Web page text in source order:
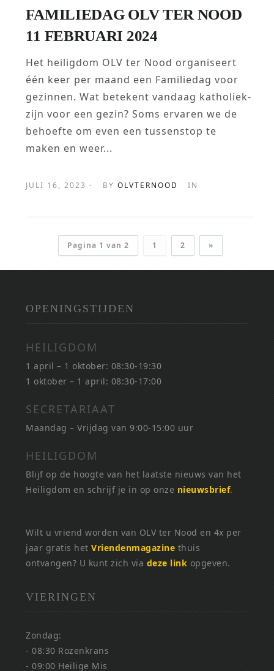
FAMILIEDAG OLV TER NOOD
11 FEBRUARI 2024
Het heiligdom OLV ter Nood organiseert
één keer per maand een Familiedag voor
gezinnen. Wat betekent vandaag katholiek-
zijn voor een gezin? Soms ervaren we de
behoefte om even een tussenstop te
maken en weer...
JULI 16, 2023 - BYOLVTERNOOD IN
Pagina 1 van 2 1 2 »
OPENINGSTIJDEN
HEILIGDOM
1 april – 1 oktober: 08:30-19:30
1 oktober – 1 april: 08:30-17:00
SECRETARIAAT
Maandag – Vrijdag van 9:00-15:00 uur
HEILIGDOM
Blijf op de hoogte van het laatste nieuws van het
Heiligdom en schrijf je in op onze nieuwsbrief.
Wilt u vriend worden van OLV ter Nood en 4x per
jaar gratis hetVriendenmagazine thuis
ontvangen? U kunt zich via deze link opgeven.
VIERINGEN
Zondag:
- 08:30 Rozenkrans
- 09:00 Heilige Mis